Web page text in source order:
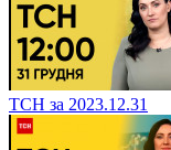
ТСН за 2023.12.31